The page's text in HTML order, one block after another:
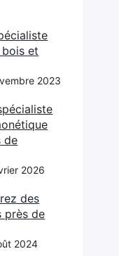
et
2023
de
2026
des
près de
2024